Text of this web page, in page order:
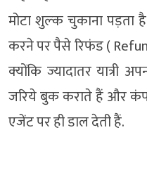
मोटा शुल्‍क चुकाना पड़ता
करने पर पैसे रिफंड (
क्‍योंकि ज्‍यादातर यात्री
जरिये बुक कराते हैं और
एजेंट पर ही डाल देती हैं.